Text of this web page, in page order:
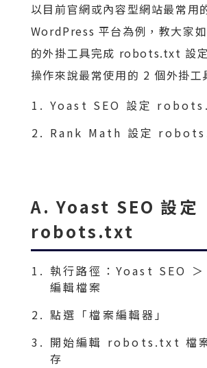
以目前官網或內容型網站最常用
WordPress 平台為例，教大家
的外掛工具完成 robots.txt 設
操作來說最常使用的 2 個外掛工
Yoast SEO 設定
Rank Math 設定
A. Yoast SEO 設定
robots.txt
執行路徑：Yoast SEO ＞
編輯檔案
點選「檔案編輯器」
開始編輯 robots.txt 檔
存